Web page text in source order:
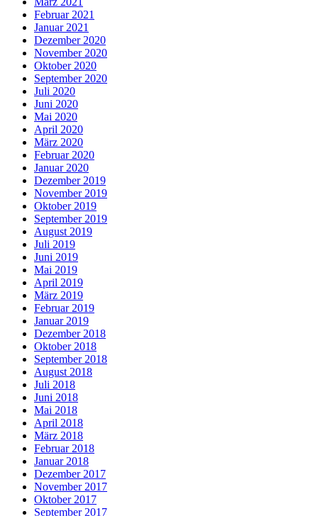
Februar 2021
Januar 2021
Dezember 2020
November 2020
Oktober 2020
September 2020
Juli 2020
Juni 2020
Mai 2020
April 2020
März 2020
Februar 2020
Januar 2020
Dezember 2019
November 2019
Oktober 2019
September 2019
August 2019
Juli 2019
Juni 2019
Mai 2019
April 2019
März 2019
Februar 2019
Januar 2019
Dezember 2018
Oktober 2018
September 2018
August 2018
Juli 2018
Juni 2018
Mai 2018
April 2018
März 2018
Februar 2018
Januar 2018
Dezember 2017
November 2017
Oktober 2017
September 2017